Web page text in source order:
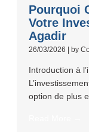
Pourquoi
Votre
Agadir
26/03/2026 | by
Introduction à
option de plus